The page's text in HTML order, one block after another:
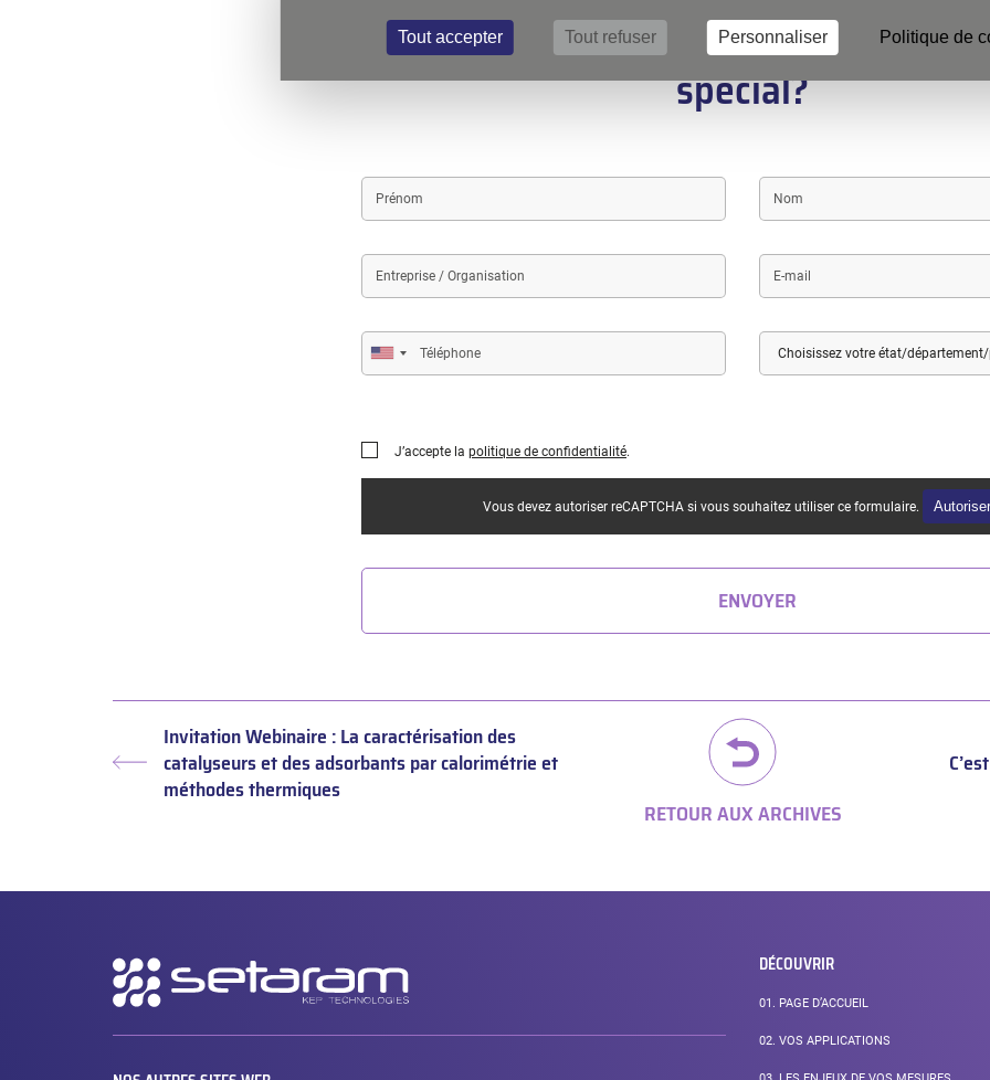
Vous êtes intéressé(e) par un
spécial?
First
name
Last
name
Entreprise
Organisation
E-
mail
Téléphone Pays
État
Département
J’accepte la politique de confidentialité.
Vous devez autoriser reCAPTCHA si vous souhaitez utiliser ce formulaire. Autoriser
ENVOYER
Article
précédent :
Invitation Webinaire : La caractérisation des
catalyseurs et des adsorbants par calorimétrie et
méthodes thermiques
RETOUR AUX ARCHIVES
Navigation
secondaire
DÉCOUVRIR
01. PAGE D’ACCUEIL
02. VOS APPLICATIONS
Tout accepter Tout refuser Personnaliser Politique de